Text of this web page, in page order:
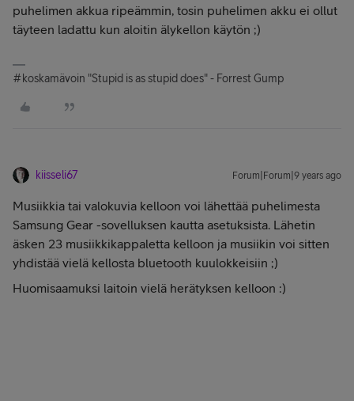
puhelimen akkua ripeämmin, tosin puhelimen akku ei ollut
täyteen ladattu kun aloitin älykellon käytön ;)
#koskamävoin "Stupid is as stupid does" - Forrest Gump
kiisseli67 Forum|Forum|9 years ago
Musiikkia tai valokuvia kelloon voi lähettää puhelimesta
Samsung Gear -sovelluksen kautta asetuksista. Lähetin
äsken 23 musiikkikappaletta kelloon ja musiikin voi sitten
yhdistää vielä kellosta bluetooth kuulokkeisiin ;)
Huomisaamuksi laitoin vielä herätyksen kelloon :)